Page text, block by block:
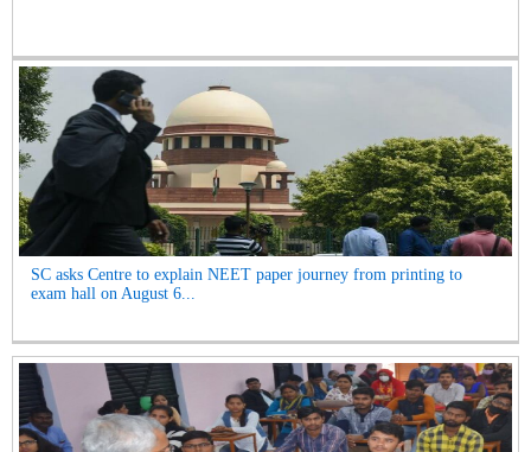
SC asks Centre to explain NEET paper journey from printing to
exam hall on August 6...